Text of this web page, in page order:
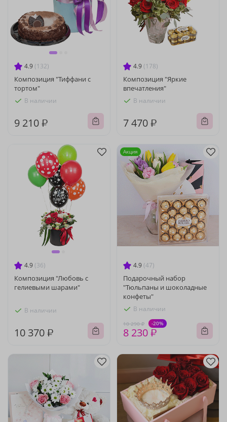
4.9 (132)
Композиция "Тиффани с
тортом"
В наличии
9 210 ₽
4.9 (178)
Композиция "Яркие
впечатления"
В наличии
7 470 ₽
4.9 (36)
Композиция "Любовь с
гелиевыми шарами"
В наличии
10 370 ₽
4.9 (47)
Подарочный набор
"Тюльпаны и шоколадные
конфеты"
В наличии
10 290 ₽ -20%
8 230 ₽
Акция